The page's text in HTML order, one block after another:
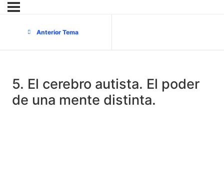
Anterior Tema
5. El cerebro autista. El poder
de una mente distinta.